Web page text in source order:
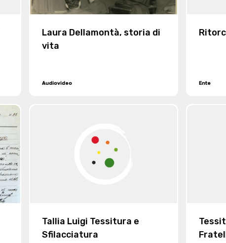
Laura Dellamontà, storia di
vita
Audiovideo Ente
Tallia Luigi Tessitura e
Sfilacciatura